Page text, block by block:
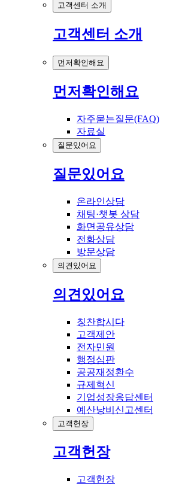
고객센터 소개
고객센터 소개
먼저확인해요
먼저확인해요
자주묻는질문(FAQ)
자료실
질문있어요
질문있어요
온라인상담
채팅·챗봇 상담
화면공유상담
전화상담
방문상담
의견있어요
의견있어요
칭찬합시다
고객제안
전자민원
행정심판
공공재정환수
규제혁신
기업성장응답센터
예산낭비신고센터
고객헌장
고객헌장
고객헌장